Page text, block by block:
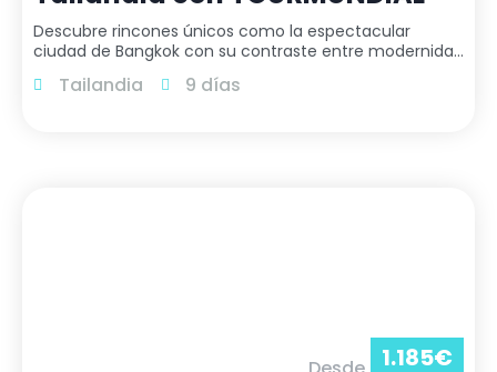
Descubre rincones únicos como la espectacular
ciudad de Bangkok con su contraste entre modernidad
Triángulo de oro con Chiang Rai y Chiang Mai o Lopburi
Tailandia 9 días
1.185€